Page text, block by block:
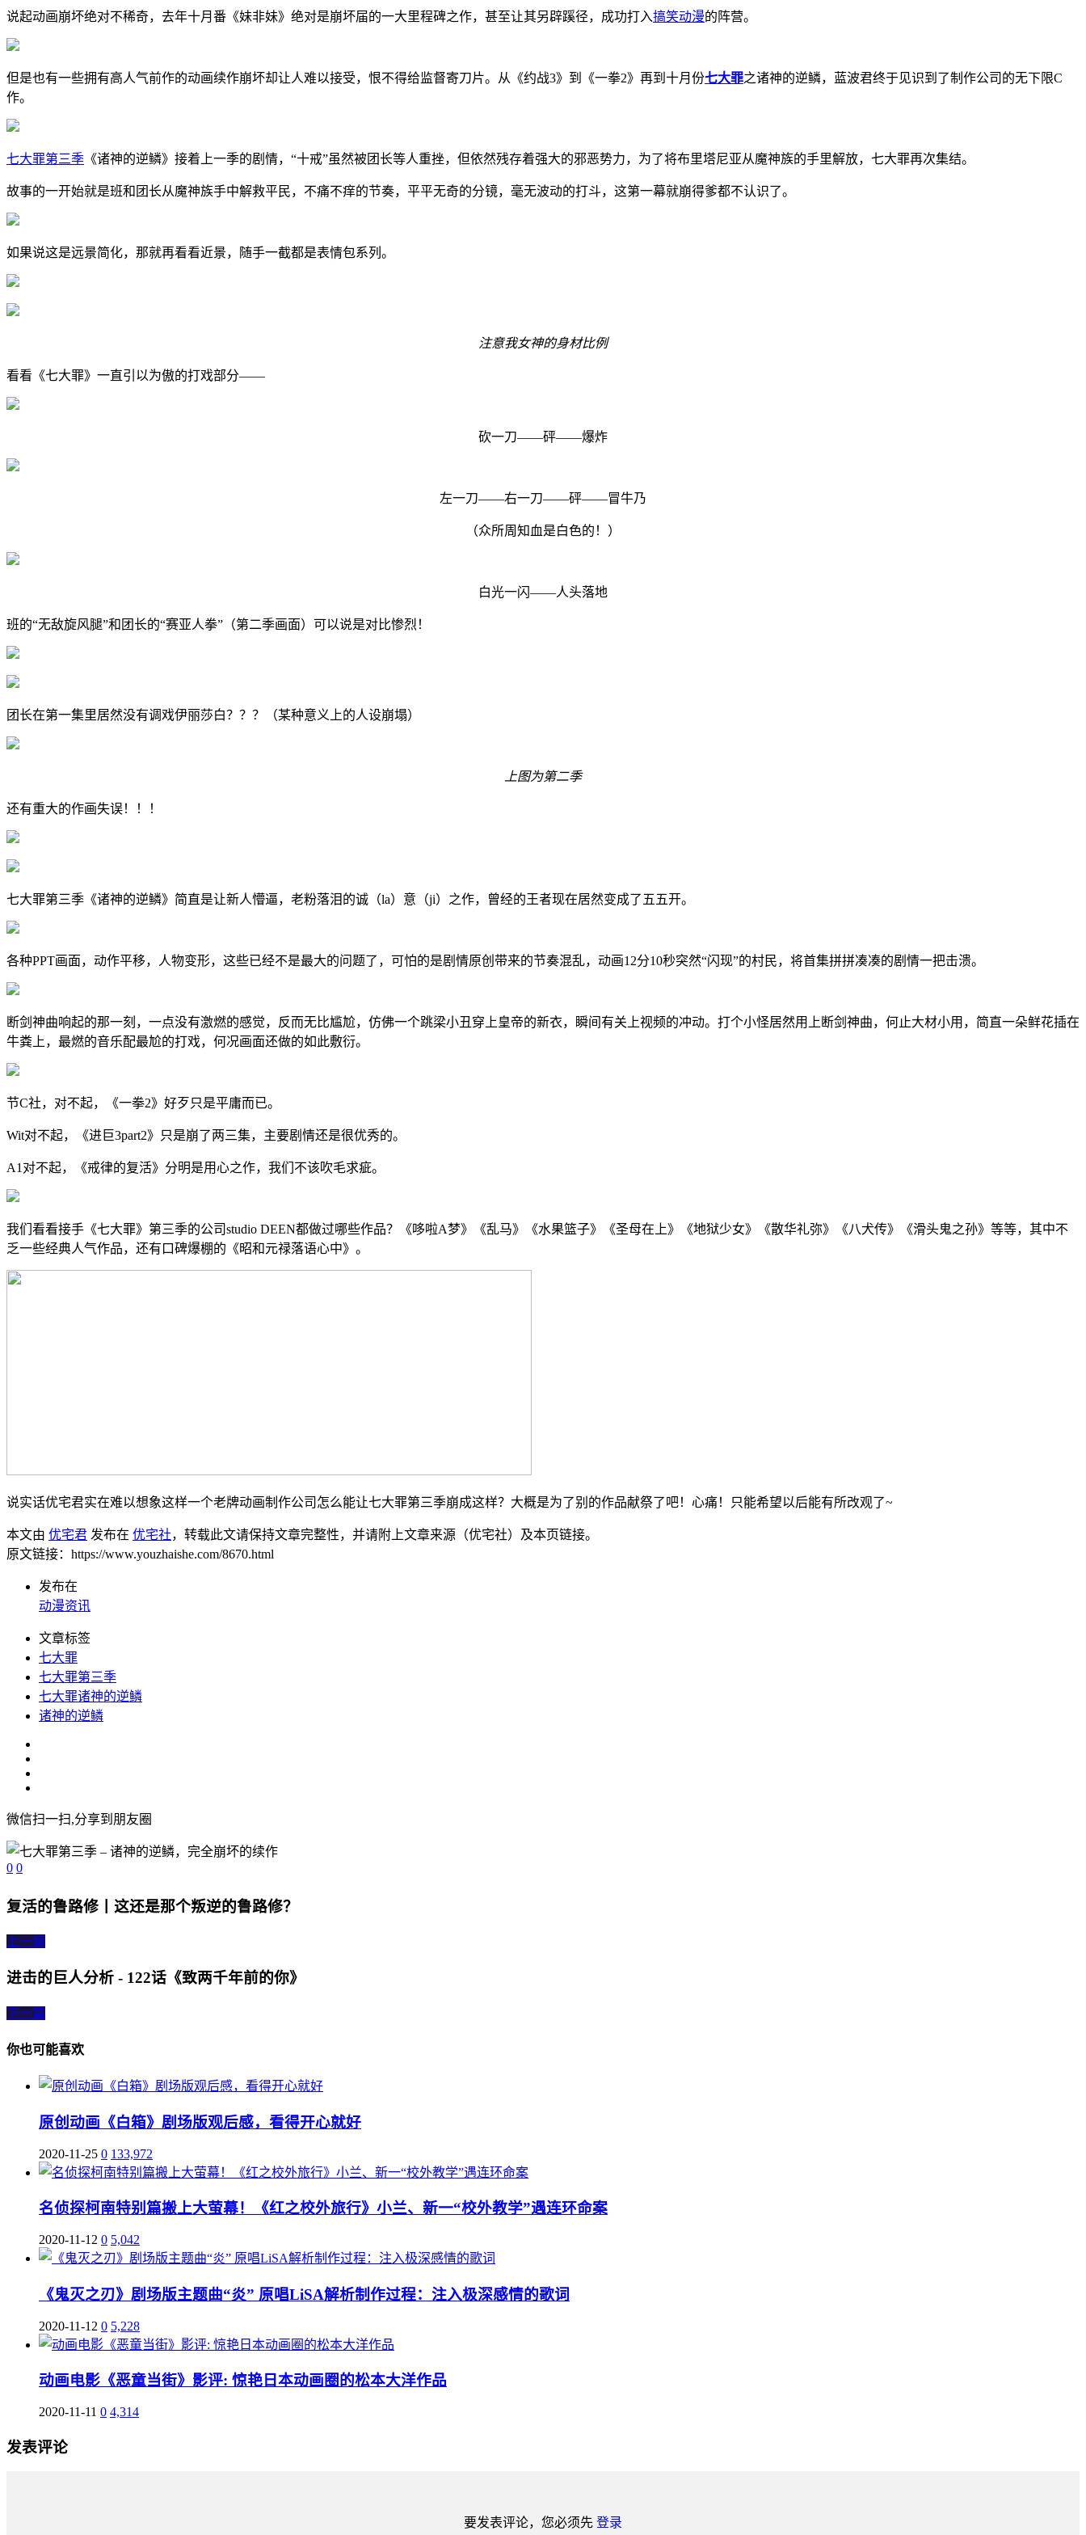
说起动画崩坏绝对不稀奇，去年十月番《妹非妹》绝对是崩坏届的一大里程碑之作，甚至让其另辟蹊径，成功打入搞笑动漫的阵营。
但是也有一些拥有高人气前作的动画续作崩坏却让人难以接受，恨不得给监督寄刀片。从《约战3》到《一拳2》再到十月份七大罪之诸神的逆鳞，蓝波君终于见识到了制作公司的无下限C
作。
七大罪第三季 《诸神的逆鳞》接着上一季的剧情，“十戒”虽然被团长等人重挫，但依然残存着强大的邪恶势力，为了将布里塔尼亚从魔神族的手里解放，七大罪再次集结。
故事的一开始就是班和团长从魔神族手中解救平民，不痛不痒的节奏，平平无奇的分镜，毫无波动的打斗，这第一幕就崩得爹都不认识了。
如果说这是远景简化，那就再看看近景，随手一截都是表情包系列。
注意我女神的身材比例
看看《七大罪》一直引以为傲的打戏部分——
砍一刀——砰——爆炸
左一刀——右一刀——砰——冒牛乃
（众所周知血是白色的！）
白光一闪——人头落地
班的“无敌旋风腿”和团长的“赛亚人拳”（第二季画面）可以说是对比惨烈！
团长在第一集里居然没有调戏伊丽莎白？？？（某种意义上的人设崩塌）
上图为第二季
还有重大的作画失误！！！
七大罪第三季《诸神的逆鳞》简直是让新人懵逼，老粉落泪的诚（la）意（ji）之作，曾经的王者现在居然变成了五五开。
各种PPT画面，动作平移，人物变形，这些已经不是最大的问题了，可怕的是剧情原创带来的节奏混乱，动画12分10秒突然“闪现”的村民，将首集拼拼凑凑的剧情一把击溃。
断剑神曲响起的那一刻，一点没有激燃的感觉，反而无比尴尬，仿佛一个跳梁小丑穿上皇帝的新衣，瞬间有关上视频的冲动。打个小怪居然用上断剑神曲，何止大材小用，简直一朵鲜花插在
牛粪上，最燃的音乐配最尬的打戏，何况画面还做的如此敷衍。
节C社，对不起，《一拳2》好歹只是平庸而已。
Wit对不起，《进巨3part2》只是崩了两三集，主要剧情还是很优秀的。
A1对不起，《戒律的复活》分明是用心之作，我们不该吹毛求疵。
我们看看接手《七大罪》第三季的公司studio DEEN都做过哪些作品？《哆啦A梦》《乱马》《水果篮子》《圣母在上》《地狱少女》《散华礼弥》《八犬传》《滑头鬼之孙》等等，其中不
乏一些经典人气作品，还有口碑爆棚的《昭和元禄落语心中》。
说实话优宅君实在难以想象这样一个老牌动画制作公司怎么能让七大罪第三季崩成这样？大概是为了别的作品献祭了吧！心痛！只能希望以后能有所改观了~
本文由 优宅君 发布在 优宅社，转载此文请保持文章完整性，并请附上文章来源（优宅社）及本页链接。
原文链接：https://www.youzhaishe.com/8670.html
发布在
动漫资讯
文章标签
七大罪
七大罪第三季
七大罪诸神的逆鳞
诸神的逆鳞
微信扫一扫,分享到朋友圈
0 0
复活的鲁路修丨这还是那个叛逆的鲁路修？
上一篇
进击的巨人分析 - 122话《致两千年前的你》
下一篇
你也可能喜欢
原创动画《白箱》剧场版观后感，看得开心就好
2020-11-25 0 133,972
名侦探柯南特别篇搬上大萤幕！《红之校外旅行》小兰、新一“校外教学”遇连环命案
2020-11-12 0 5,042
《鬼灭之刃》剧场版主题曲“炎” 原唱LiSA解析制作过程：注入极深感情的歌词
2020-11-12 0 5,228
动画电影《恶童当街》影评: 惊艳日本动画圈的松本大洋作品
2020-11-11 0 4,314
发表评论
要发表评论，您必须先 登录